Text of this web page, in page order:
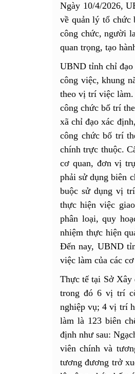
Ngày 10/4/2026,
về quản lý tổ chức
công chức, người
quan trọng, tạo
UBND tỉnh chỉ
công việc, khung
theo vị trí việc
công chức bố trí
xã chỉ đạo xác
công chức bố trí
chính trực thuộc.
cơ quan, đơn vị
phải sử dụng biên
buộc sử dụng vị
thực hiện việc
phân loại, quy
nhiệm thực hiện
Đến nay, UBND
việc làm của các
Thực tế tại Sở
trong đó 6 vị trí
nghiệp vụ; 4 vị trí
làm là 123 biên
định như sau:
viên chính và
tương đương trở